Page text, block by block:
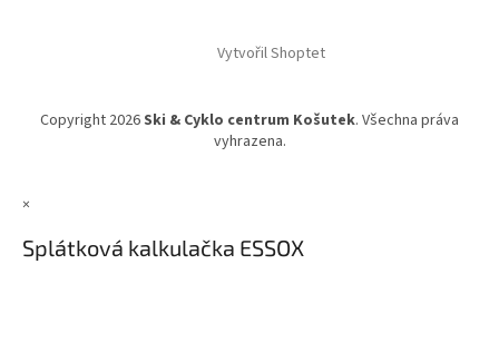
Vytvořil Shoptet
Copyright 2026Ski & Cyklo centrum Košutek. Všechna práva
vyhrazena.
×
Splátková kalkulačka ESSOX